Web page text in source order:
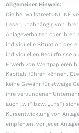
Allgemeiner Hinweis:
Die bei wallstreetONLINE
Leser, unabhängig von
Anlageverhalten oder ihren
individuelle Situation des
individuellen Bedürfnisse
Erwerb von Wertpapieren
Kapitals führen können.
keine Gewähr für etwaige
ihre verbundenen
auch „wir“ bzw. „uns“)
Kursentwicklung von
empfehlen, vor jeder